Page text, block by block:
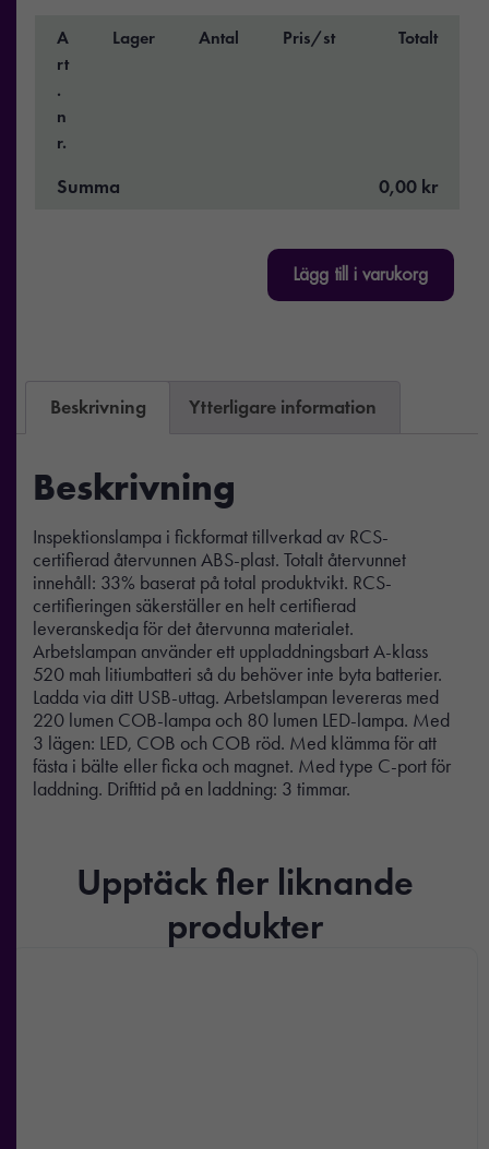
A
rt
.
n
r.
Lager Antal Pris/st Totalt
Summa 0,00 kr
Lägg till i varukorg
Beskrivning Ytterligare information
Beskrivning
Inspektionslampa i fickformat tillverkad av RCS-
certifierad återvunnen ABS-plast. Totalt återvunnet
innehåll: 33% baserat på total produktvikt. RCS-
certifieringen säkerställer en helt certifierad
leveranskedja för det återvunna materialet.
Arbetslampan använder ett uppladdningsbart A-klass
520 mah litiumbatteri så du behöver inte byta batterier.
Ladda via ditt USB-uttag. Arbetslampan levereras med
220 lumen COB-lampa och 80 lumen LED-lampa. Med
3 lägen: LED, COB och COB röd. Med klämma för att
fästa i bälte eller ficka och magnet. Med type C-port för
laddning. Drifttid på en laddning: 3 timmar.
Upptäck fler liknande
produkter